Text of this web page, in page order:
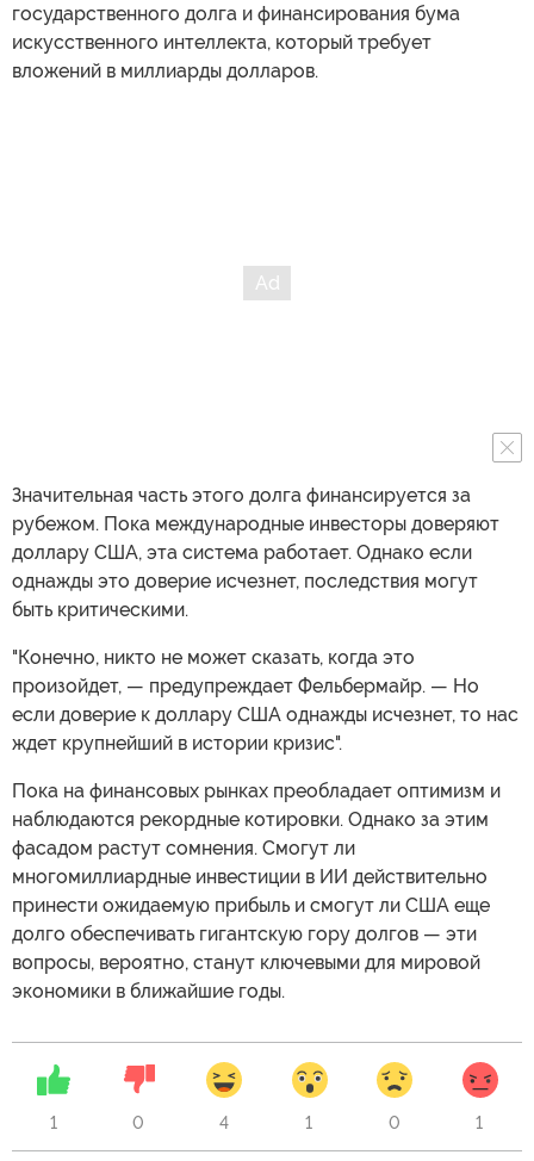
государственного долга и финансирования бума
искусственного интеллекта, который требует
вложений в миллиарды долларов.
Значительная часть этого долга финансируется за
рубежом. Пока международные инвесторы доверяют
доллару США, эта система работает. Однако если
однажды это доверие исчезнет, последствия могут
быть критическими.
"Конечно, никто не может сказать, когда это
произойдет, — предупреждает Фельбермайр. — Но
если доверие к доллару США однажды исчезнет, то нас
ждет крупнейший в истории кризис".
Пока на финансовых рынках преобладает оптимизм и
наблюдаются рекордные котировки. Однако за этим
фасадом растут сомнения. Смогут ли
многомиллиардные инвестиции в ИИ действительно
принести ожидаемую прибыль и смогут ли США еще
долго обеспечивать гигантскую гору долгов — эти
вопросы, вероятно, станут ключевыми для мировой
экономики в ближайшие годы.
1 0 4 1 0 1